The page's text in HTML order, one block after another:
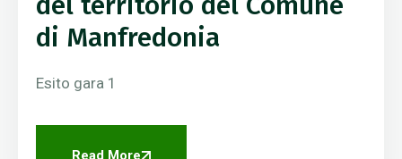
di Manfredonia
Esito gara 1
Read More